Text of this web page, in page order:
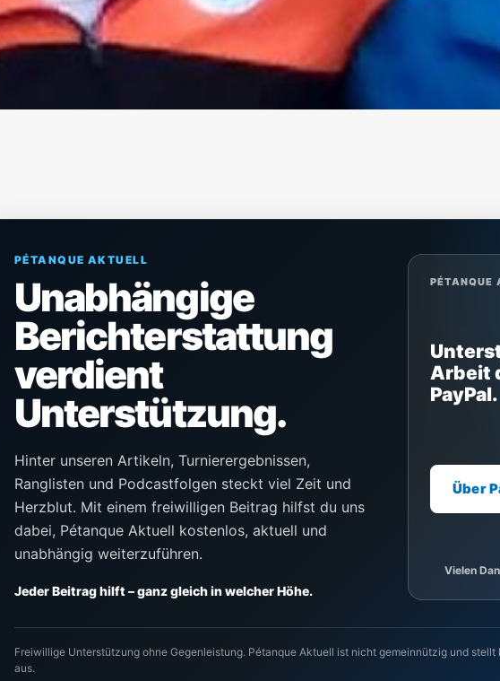
PÉTANQUE AKTUELL
Unabhängige
Berichterstattung
verdient
Unterstützung.
Hinter unseren Artikeln, Turnierergebnissen,
Ranglisten und Podcastfolgen steckt viel Zeit und
Herzblut. Mit einem freiwilligen Beitrag hilfst du uns
dabei, Pétanque Aktuell kostenlos, aktuell und
unabhängig weiterzuführen.
Jeder Beitrag hilft – ganz gleich in welcher Höhe.
PÉTANQUE
Arbeit
PayPal.
Über
Vielen
Freiwillige Unterstützung ohne Gegenleistung. Pétanque Aktuell ist nicht gemeinnützig und
aus.